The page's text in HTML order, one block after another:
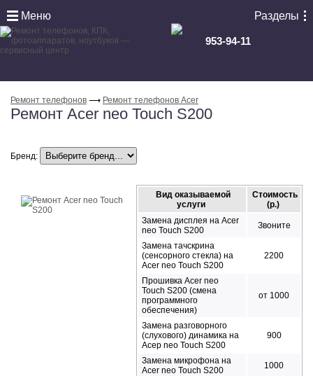
Меню Разделы
953-94-11
Ремонт телефонов ⟶ Ремонт телефонов Acer
Ремонт Acer neo Touch S200
Бренд:
Вид оказываемой
услуги
Стоимость
(р.)
Замена дисплея на Acer
neo Touch S200
Звоните
Замена тачскрина
(сенсорного стекла) на
Acer neo Touch S200
2200
Прошивка Acer neo
Touch S200 (смена
программного
обеспечения)
от 1000
Замена разговорного
(слухового) динамика на
Асер neo Touch S200
900
Замена микрофона на
Acer neo Touch S200
1000